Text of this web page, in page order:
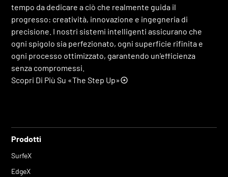
tempo da dedicare a ciò che realmente guida il
progresso: creatività, innovazione e ingegneria di
precisione. I nostri sistemi intelligenti assicurano che
ogni spigolo sia perfezionato, ogni superficie rifinita e
ogni processo ottimizzato, garantendo un'efficienza
senza compromessi.
Scopri Di Più Su «The Step Up»
Prodotti
SurfeX
EdgeX